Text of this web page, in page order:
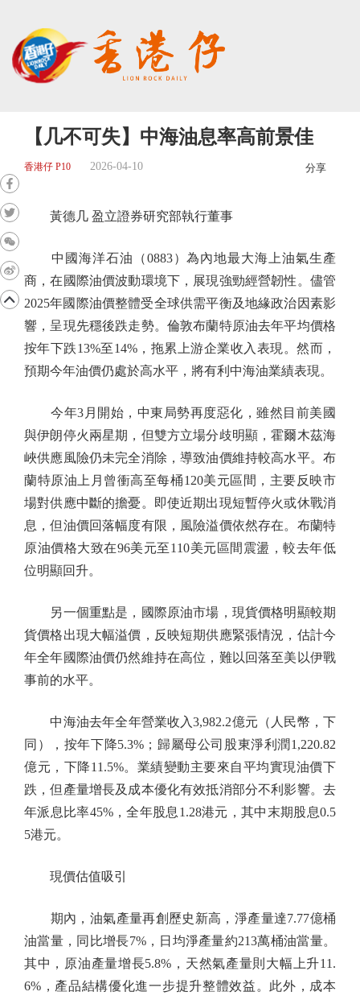
【几不可失】中海油息率高前景佳
香港仔 P10 2026-04-10 分享
黃德几 盈立證券研究部執行董事
中國海洋石油（0883）為內地最大海上油氣生產
商，在國際油價波動環境下，展現強勁經營韌性。儘管
2025年國際油價整體受全球供需平衡及地緣政治因素影
響，呈現先穩後跌走勢。倫敦布蘭特原油去年平均價格
按年下跌13%至14%，拖累上游企業收入表現。然而，
預期今年油價仍處於高水平，將有利中海油業績表現。
今年3月開始，中東局勢再度惡化，雖然目前美國
與伊朗停火兩星期，但雙方立場分歧明顯，霍爾木茲海
峽供應風險仍未完全消除，導致油價維持較高水平。布
蘭特原油上月曾衝高至每桶120美元區間，主要反映市
場對供應中斷的擔憂。即使近期出現短暫停火或休戰消
息，但油價回落幅度有限，風險溢價依然存在。布蘭特
原油價格大致在96美元至110美元區間震盪，較去年低
位明顯回升。
另一個重點是，國際原油市場，現貨價格明顯較期
貨價格出現大幅溢價，反映短期供應緊張情況，估計今
年全年國際油價仍然維持在高位，難以回落至美以伊戰
事前的水平。
中海油去年全年營業收入3,982.2億元（人民幣，下
同），按年下降5.3%；歸屬母公司股東淨利潤1,220.82
億元，下降11.5%。業績變動主要來自平均實現油價下
跌，但產量增長及成本優化有效抵消部分不利影響。去
年派息比率45%，全年股息1.28港元，其中末期股息0.5
5港元。
現價估值吸引
期內，油氣產量再創歷史新高，淨產量達7.77億桶
油當量，同比增長7%，日均淨產量約213萬桶油當量。
其中，原油產量增長5.8%，天然氣產量則大幅上升11.
6%，產品結構優化進一步提升整體效益。此外，成本